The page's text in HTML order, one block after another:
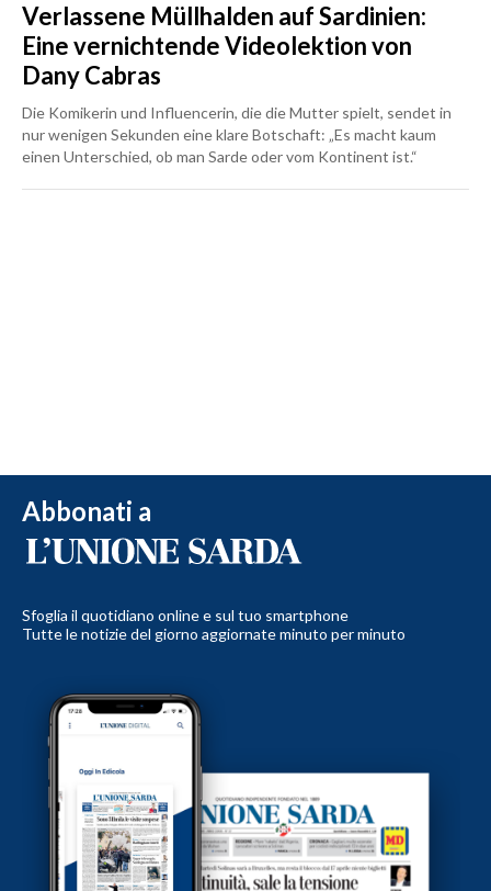
Verlassene Müllhalden auf Sardinien:
Eine vernichtende Videolektion von
Dany Cabras
Die Komikerin und Influencerin, die die Mutter spielt, sendet in
nur wenigen Sekunden eine klare Botschaft: „Es macht kaum
einen Unterschied, ob man Sarde oder vom Kontinent ist.“
Abbonati a
Sfoglia il quotidiano online e sul tuo smartphone
Tutte le notizie del giorno aggiornate minuto per minuto